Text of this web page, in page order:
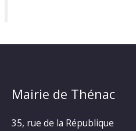
Mairie de Thénac
35, rue de la République